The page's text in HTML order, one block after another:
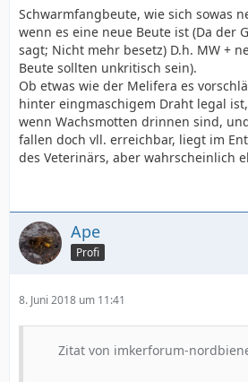
Schwarmfangbeute, wie sich sowas
wenn es eine neue Beute ist (Da der
sagt; Nicht mehr besetz) D.h. MW +
Beute sollten unkritisch sein).
Ob etwas wie der Melifera es
hinter eingmaschigem Draht legal
wenn Wachsmotten drinnen sind,
fallen doch vll. erreichbar, liegt im
des Veterinärs, aber wahrscheinlich
Ape
Profi
8. Juni 2018 um 11:41
Zitat von imkerforum-